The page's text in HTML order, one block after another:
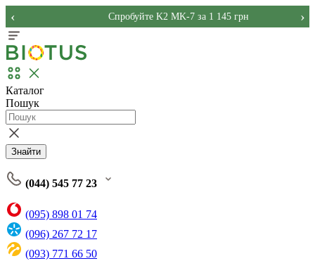
Спробуйте K2 MK-7 за 1 145 грн
‹ ›
Каталог
Пошук
Знайти
(044) 545 77 23
(095) 898 01 74
(096) 267 72 17
(093) 771 66 50